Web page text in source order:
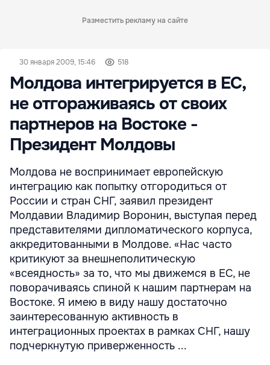
Разместить рекламу на сайте
30 января 2009, 15:46 518
Молдова интегрируется в ЕС,
не отгораживаясь от своих
партнеров на Востоке -
Президент Молдовы
Молдова не воспринимает европейскую
интеграцию как попытку отгородиться от
России и стран СНГ, заявил президент
Молдавии Владимир Воронин, выступая перед
представителями дипломатического корпуса,
аккредитованными в Молдове. «Нас часто
критикуют за внешнеполитическую
«всеядность» за то, что мы движемся в ЕС, не
поворачиваясь спиной к нашим партнерам на
Востоке. Я имею в виду нашу достаточно
заинтересованную активность в
интеграционных проектах в рамках СНГ, нашу
подчеркнутую приверженность ...